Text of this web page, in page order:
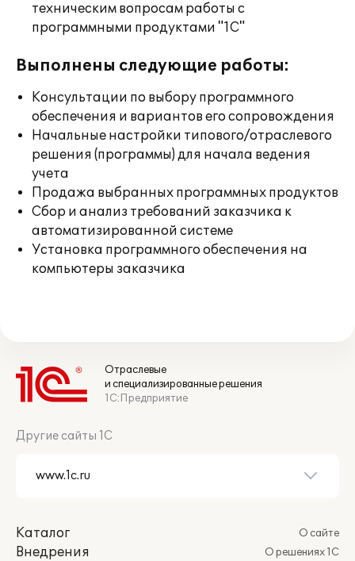
техническим вопросам работы с
программными продуктами "1С"
Выполнены следующие работы:
Консультации по выбору программного
обеспечения и вариантов его сопровождения
Начальные настройки типового/отраслевого
решения (программы) для начала ведения
учета
Продажа выбранных программных продуктов
Сбор и анализ требований заказчика к
автоматизированной системе
Установка программного обеспечения на
компьютеры заказчика
Отраслевые
и специализированные решения
1С:Предприятие
Другие сайты 1С
Каталог
Внедрения
О сайте
О решениях 1С